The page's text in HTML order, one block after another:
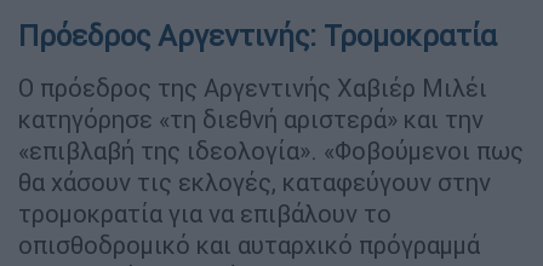
Πρόεδρος Αργεντινής: Τρομοκρατία
Ο πρόεδρος της Αργεντινής Χαβιέρ Μιλέι
κατηγόρησε «τη διεθνή αριστερά» και την
«επιβλαβή της ιδεολογία». «Φοβούμενοι πως
θα χάσουν τις εκλογές, καταφεύγουν στην
τρομοκρατία για να επιβάλουν το
οπισθοδρομικό και αυταρχικό πρόγραμμά